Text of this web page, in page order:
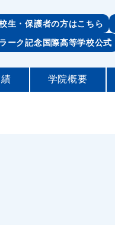
生・保護者の方はこちら
ーク記念国際高等学校公式
学院概要